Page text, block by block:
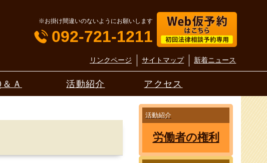
※お掛け間違いのないようにお願いします
092-721-1211
リンクページ サイトマップ 新着ニュース
＆Ａ 活動紹介 アクセス
活動紹介
労働者の権利